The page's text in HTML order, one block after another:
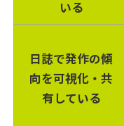
いる
日誌で発作の傾
向を可視化・共
有している